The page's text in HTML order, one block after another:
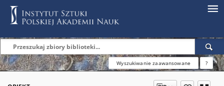
Wyszukiwanie zaawansowane ?